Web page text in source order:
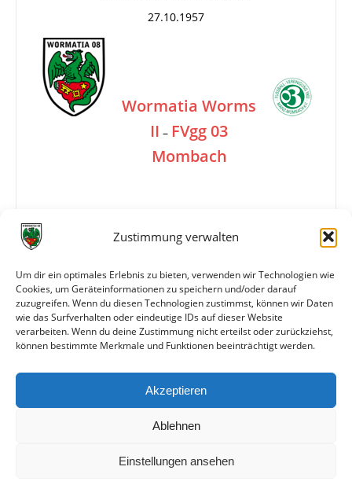
Zustimmung verwalten
Um dir ein optimales Erlebnis zu bieten, verwenden wir Technologien wie
Cookies, um Geräteinformationen zu speichern und/oder darauf
zuzugreifen. Wenn du diesen Technologien zustimmst, können wir Daten
wie das Surfverhalten oder eindeutige IDs auf dieser Website
verarbeiten. Wenn du deine Zustimmung nicht erteilst oder zurückziehst,
können bestimmte Merkmale und Funktionen beeinträchtigt werden.
Akzeptieren
Ablehnen
Einstellungen ansehen
27.10.1957
Wormatia Worms
II – FVgg 03
Mombach
1:2
Tore
1:0 Pröstler (35.)
1:1 Kunkel (65.)
1:2 Sklorz (80.)
Alle bisherigen Partien der beiden Mannschaften
anzeigen